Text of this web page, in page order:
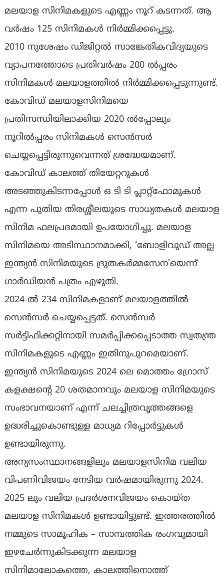
മലയാള സിനിമകളുടെ എണ്ണം നൂറ് കടന്നത്. ആ
വര്‍ഷം 125 സിനിമകള്‍ നിര്‍മ്മിക്കപ്പെട്ടു.
2010 നുശേഷം ഡിജിറ്റല്‍ സാങ്കേതികവിദ്യയുടെ
വ്യാപനത്തോടെ പ്രതിവര്‍ഷം 200 ല്‍പ്പരം
സിനിമകള്‍ മലയാളത്തില്‍ നിര്‍മ്മിക്കപ്പെടുന്നുണ്ട്.
കോവിഡ് മലയാളസിനിമയെ
പ്രതിസന്ധിയിലാക്കിയ 2020 ല്‍പ്പോലും
നൂറില്‍പ്പരം സിനിമകള്‍ സെന്‍സര്‍
ചെയ്യപ്പെട്ടിരുന്നുവെന്നത് ശ്രദ്ധേയമാണ്.
കോവിഡ് കാലത്ത് തിയേറ്ററുകള്‍
അടഞ്ഞുകിടന്നപ്പോള്‍ ഒ ടി ടി പ്ലാറ്റ്ഫോമുകള്‍
എന്ന പുതിയ തിരശ്ശീലയുടെ സാധ്യതകള്‍ മലയാള
സിനിമ ഫലപ്രദമായി ഉപയോഗിച്ചു. മലയാള
സിനിമയെ അടിസ്ഥാനമാക്കി, ‘ബോളിവുഡ് അല്ല
ഇന്ത്യന്‍ സിനിമയുടെ ദ്രുതകര്‍മ്മസേന’യെന്ന്
ഗാര്‍ഡിയന്‍ പത്രം എഴുതി.
2024 ല്‍ 234 സിനിമകളാണ് മലയാളത്തില്‍
സെന്‍സര്‍ ചെയ്യപ്പെട്ടത്. സെന്‍സര്‍
സര്‍ട്ടിഫിക്കറ്റിനായി സമര്‍പ്പിക്കപ്പെടാത്ത സ്വതന്ത്ര
സിനിമകളുടെ എണ്ണം ഇതിനുപുറമെയാണ്.
ഇന്ത്യന്‍ സിനിമയുടെ 2024 ലെ മൊത്തം ഗ്രോസ്
കളക്ഷന്റെ 20 ശതമാനവും മലയാള സിനിമയുടെ
സംഭാവനയാണ് എന്ന് ചലച്ചിത്രവൃത്തങ്ങളെ
ഉദ്ധരിച്ചുകൊണ്ടുള്ള മാധ്യമ റിപ്പോര്‍ട്ടുകള്‍
ഉണ്ടായിരുന്നു.
അന്യസംസ്ഥാനങ്ങളിലും മലയാളസിനിമ വലിയ
വിപണിവിജയം നേടിയ വര്‍ഷമായിരുന്നു 2024.
2025 ലും വലിയ പ്രദര്‍ശനവിജയം കൊയ്ത
മലയാള സിനിമകള്‍ ഉണ്ടായിട്ടുണ്ട്. ഇത്തരത്തില്‍
നമ്മുടെ സാമൂഹിക – സാമ്പത്തിക രംഗവുമായി
ഇഴചേര്‍ന്നുകിടക്കുന്ന മലയാള
സിനിമാലോകത്തെ, കാലത്തിനൊത്ത്